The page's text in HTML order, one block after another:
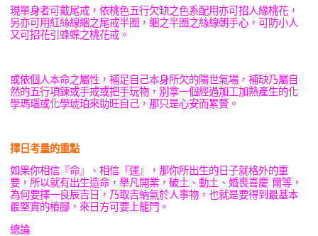
現單身者可戴尾戒，依桃色五行欠缺之色系配用亦可招人緣桃花，
另亦可用紅絲線綑之尾戒半圈，綑之半圈之絲線朝手心，可防小人
又可招花引蜂蝶之桃花戒。
或依個人本命之屬性，補足自己本身所欠的陽世氣場，補缺乃屬自
然的五行項鍊或手戒或把手玩物，別拿一個經過加工加熱產生的化
學瑪瑙或化學琥珀來助旺自己，那只是心安而累贅。
擇日考量的重點
如果你相信『命』、相信『運』，那你所出生的日子就格外的重
要，所以就有出生造命，舉凡開業，破土、動土、婚喪喜慶…爾等，
為何要擇一良辰吉日，乃取吉納氣於人事物，也就是要得到最基本
最堅實的樁腳，來日方可要上龍門。
總論